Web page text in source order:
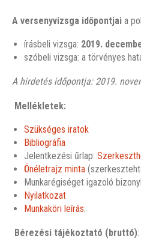
A versenyvizsga időpontjai a
írásbeli vizsga: 2019.
szóbeli vizsga: a törvényes
A hirdetés időpontja: 2019.
Mellékletek:
Szükséges iratok
Bibliográfia
Jelentkezési űrlap:
Önéletrajz minta
Munkarégiséget igazoló
Nyilatkozat
Munkaköri leírás:
Bérezési tájékoztató (bruttó):